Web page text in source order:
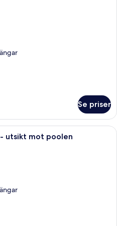
Se priser
Ett modernt hotellrum med en
utsikt mot poolen